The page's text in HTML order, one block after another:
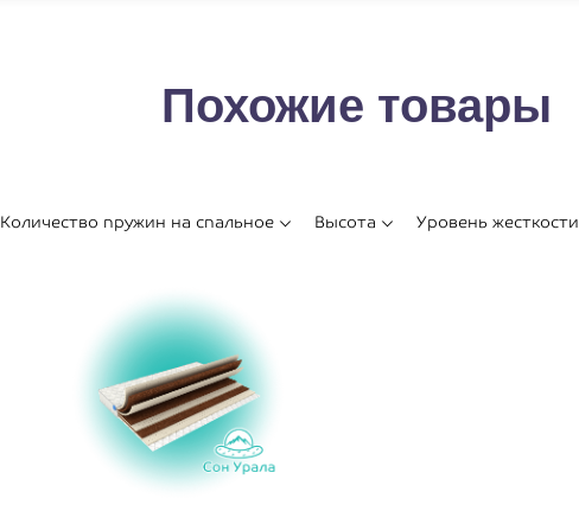
Похожие товары
Количество пружин на спальное Высота Уровень жесткости